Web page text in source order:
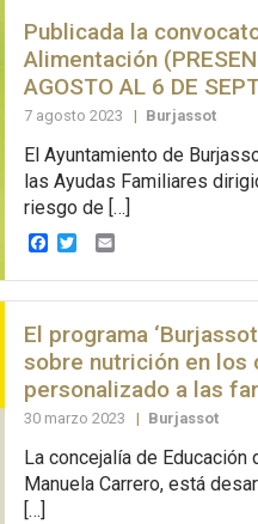
Publicada la
Alimentación
AGOSTO AL 6 DE
7 agosto 2023 | Burjassot
El Ayuntamiento de
las Ayudas Familiares
riesgo de […]
Facebook
TwitterEmail
El programa
sobre nutrición en los
personalizado a las
30 marzo 2023 | Burjassot
La concejalía de
Manuela Carrero, está
[…]